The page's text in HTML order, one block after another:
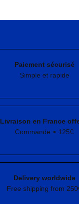
Paiement sécurisé
Simple et rapide
Livraison en France
Commande ≥ 125€
Delivery worldwide
Free shipping from